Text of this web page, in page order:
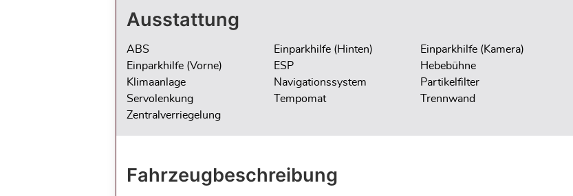
Ausstattung
ABS Einparkhilfe (Hinten)
Einparkhilfe (Kamera)
Einparkhilfe (Vorne)
ESP
Hebebühne
Klimaanlage
Navigationssystem
Partikelfilter
Servolenkung
Tempomat
Trennwand
Zentralverriegelung
Fahrzeug­beschreibung